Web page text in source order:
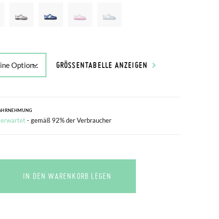
GRÖSSENTABELLE ANZEIGEN
erwartet - gemäß 92% der Verbraucher
IN DEN WARENKORB LEGEN